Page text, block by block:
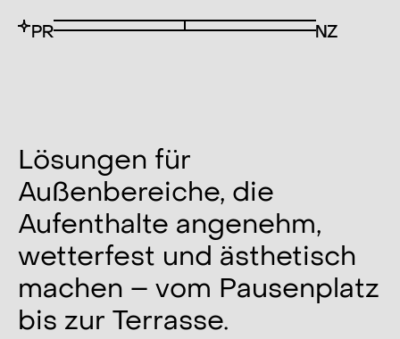
Lösungen für
Außenbereiche, die
Aufenthalte angenehm,
wetterfest und ästhetisch
machen – vom Pausenplatz
bis zur Terrasse.